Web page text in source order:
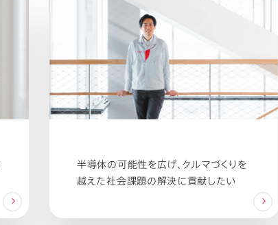
半導体の可能性を広げ、クルマづくりを
越えた社会課題の解決に貢献したい